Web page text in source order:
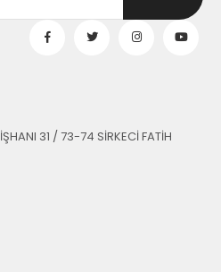
31 / 73-74 SİRKECİ FATİH